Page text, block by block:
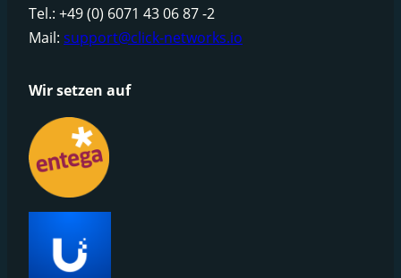
Tel.: +49 (0) 6071 43 06 87 -2
Mail: support@click-networks.io
Wir setzen auf